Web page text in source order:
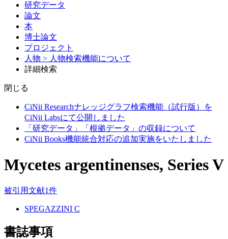
研究データ
論文
本
博士論文
プロジェクト
人物 > 人物検索機能について
詳細検索
閉じる
CiNii Researchナレッジグラフ検索機能（試行版）を
CiNii Labsにて公開しました
「研究データ」「根拠データ」の収録について
CiNii Books機能統合対応の追加実施をいたしました
Mycetes argentinenses, Series V
被引用文献1件
SPEGAZZINI C
書誌事項